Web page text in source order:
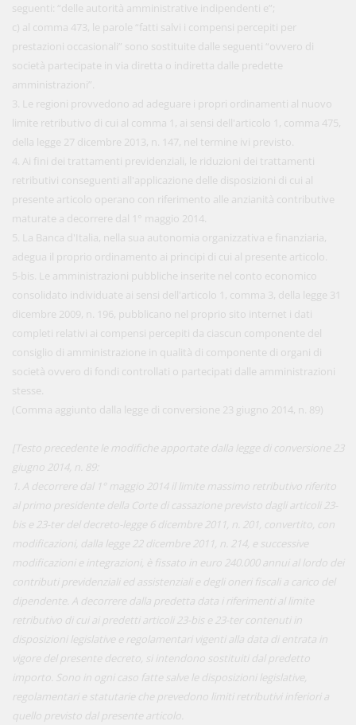
seguenti: “delle autorità amministrative indipendenti e”;
c) al comma 473, le parole “fatti salvi i compensi percepiti per
prestazioni occasionali” sono sostituite dalle seguenti “ovvero di
società partecipate in via diretta o indiretta dalle predette
amministrazioni”.
3. Le regioni provvedono ad adeguare i propri ordinamenti al nuovo
limite retributivo di cui al comma 1, ai sensi dell'articolo 1, comma 475,
della legge 27 dicembre 2013, n. 147, nel termine ivi previsto.
4. Ai fini dei trattamenti previdenziali, le riduzioni dei trattamenti
retributivi conseguenti all'applicazione delle disposizioni di cui al
presente articolo operano con riferimento alle anzianità contributive
maturate a decorrere dal 1° maggio 2014.
5. La Banca d'Italia, nella sua autonomia organizzativa e finanziaria,
adegua il proprio ordinamento ai principi di cui al presente articolo.
5-bis. Le amministrazioni pubbliche inserite nel conto economico
consolidato individuate ai sensi dell'articolo 1, comma 3, della legge 31
dicembre 2009, n. 196, pubblicano nel proprio sito internet i dati
completi relativi ai compensi percepiti da ciascun componente del
consiglio di amministrazione in qualità di componente di organi di
società ovvero di fondi controllati o partecipati dalle amministrazioni
stesse.
(Comma aggiunto dalla legge di conversione 23 giugno 2014, n. 89)
[Testo precedente le modifiche apportate dalla legge di conversione 23
giugno 2014, n. 89:
1. A decorrere dal 1° maggio 2014 il limite massimo retributivo riferito
al primo presidente della Corte di cassazione previsto dagli articoli 23-
bis e 23-ter del decreto-legge 6 dicembre 2011, n. 201, convertito, con
modificazioni, dalla legge 22 dicembre 2011, n. 214, e successive
modificazioni e integrazioni, è fissato in euro 240.000 annui al lordo dei
contributi previdenziali ed assistenziali e degli oneri fiscali a carico del
dipendente. A decorrere dalla predetta data i riferimenti al limite
retributivo di cui ai predetti articoli 23-bis e 23-ter contenuti in
disposizioni legislative e regolamentari vigenti alla data di entrata in
vigore del presente decreto, si intendono sostituiti dal predetto
importo. Sono in ogni caso fatte salve le disposizioni legislative,
regolamentari e statutarie che prevedono limiti retributivi inferiori a
quello previsto dal presente articolo.